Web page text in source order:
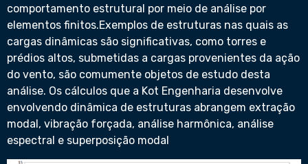
comportamento estrutural por meio de análise por
elementos finitos.Exemplos de estruturas nas quais as
cargas dinâmicas são significativas, como torres e
prédios altos, submetidas a cargas provenientes da ação
do vento, são comumente objetos de estudo desta
análise. Os cálculos que a Kot Engenharia desenvolve
envolvendo dinâmica de estruturas abrangem extração
modal, vibração forçada, análise harmônica, análise
espectral e superposição modal